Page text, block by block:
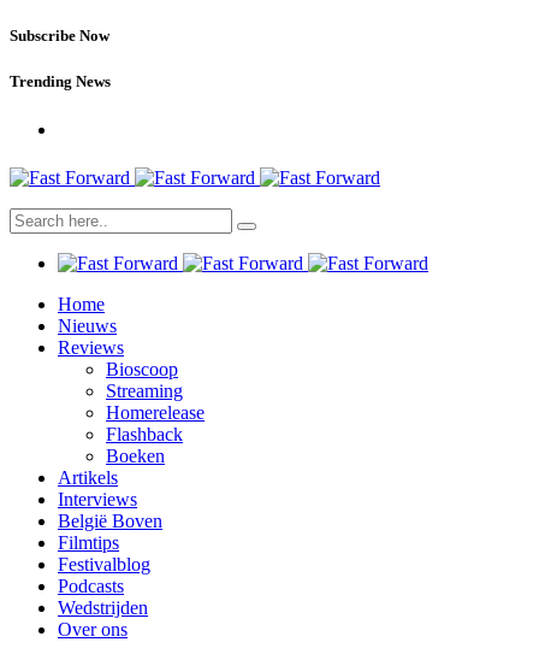
Subscribe Now
Trending News
Home
Nieuws
Reviews
Bioscoop
Streaming
Homerelease
Flashback
Boeken
Artikels
Interviews
België Boven
Filmtips
Festivalblog
Podcasts
Wedstrijden
Over ons